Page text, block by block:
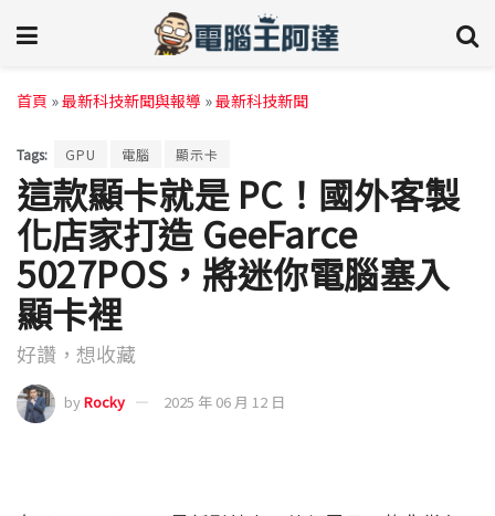
首頁 »最新科技新聞與報導 »最新科技新聞
Tags: GPU 電腦 顯示卡
這款顯卡就是 PC！國外客製
化店家打造 GeeFarce
5027POS，將迷你電腦塞入
顯卡裡
好讚，想收藏
byRocky 2025 年 06 月 12 日